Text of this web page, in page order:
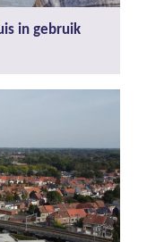
in gebruik